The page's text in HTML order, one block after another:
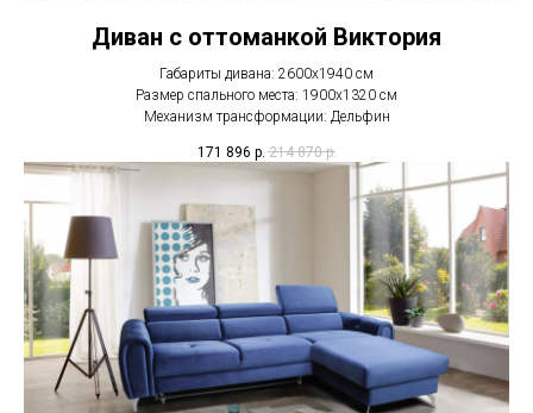
Диван с оттоманкой Виктория
Габариты дивана: 2600х1940 см
Размер спального места: 1900х1320 см
Механизм трансформации: Дельфин
171 896 р. 214 870 р.